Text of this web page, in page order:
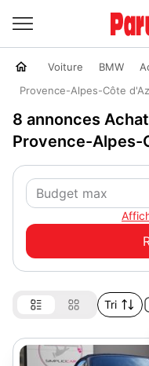
Voiture BMW
Provence-Alpes-Côte
8 annonces
Provence-Alpes-
Tri